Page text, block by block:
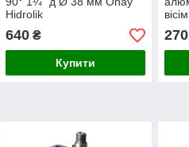
Hidrolik
640₴
Купити
270